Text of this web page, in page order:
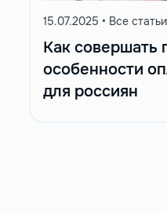
15.07.2025 • Все статьи
Как совершать
особенности
для россиян